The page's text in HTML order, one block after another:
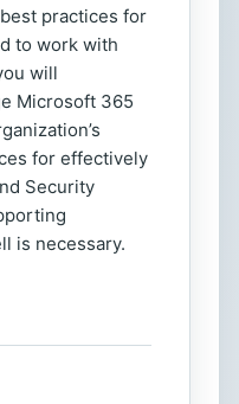
practices for
to work with
will
Microsoft 365
for effectively
Security
is necessary.